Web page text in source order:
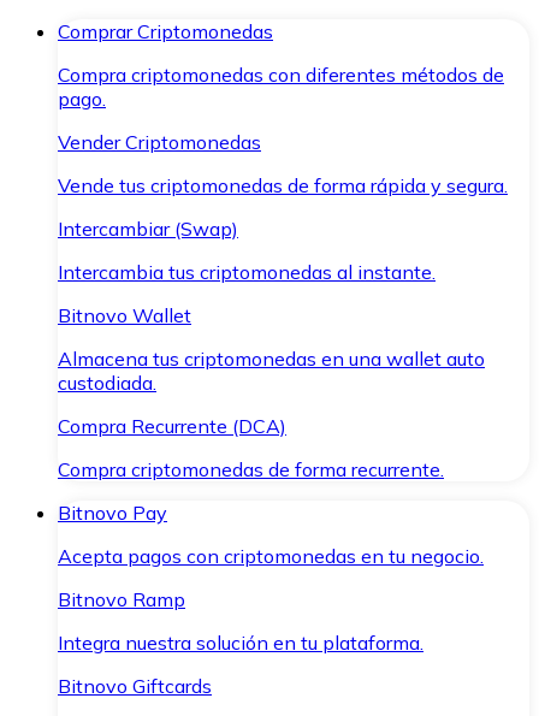
Comprar Criptomonedas
Compra criptomonedas con diferentes métodos de
pago.
Vender Criptomonedas
Vende tus criptomonedas de forma rápida y segura.
Intercambiar (Swap)
Intercambia tus criptomonedas al instante.
Bitnovo Wallet
Almacena tus criptomonedas en una wallet auto
custodiada.
Compra Recurrente (DCA)
Compra criptomonedas de forma recurrente.
Bitnovo Pay
Acepta pagos con criptomonedas en tu negocio.
Bitnovo Ramp
Integra nuestra solución en tu plataforma.
Bitnovo Giftcards